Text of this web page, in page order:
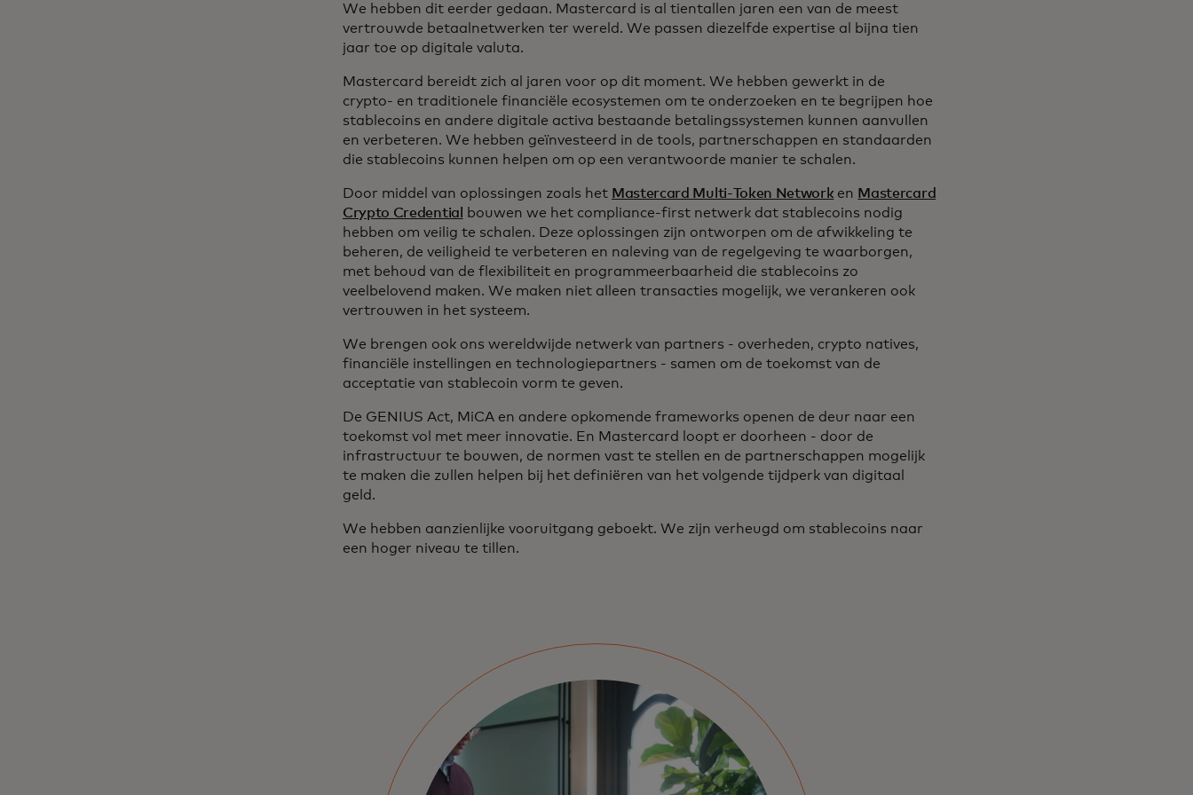
We hebben dit eerder gedaan. Mastercard is al tientallen jaren een van de meest
vertrouwde betaalnetwerken ter wereld. We passen diezelfde expertise al bijna tien
jaar toe op digitale valuta.
Mastercard bereidt zich al jaren voor op dit moment. We hebben gewerkt in de
crypto- en traditionele financiële ecosystemen om te onderzoeken en te begrijpen hoe
stablecoins en andere digitale activa bestaande betalingssystemen kunnen aanvullen
en verbeteren. We hebben geïnvesteerd in de tools, partnerschappen en standaarden
die stablecoins kunnen helpen om op een verantwoorde manier te schalen.
Door middel van oplossingen zoals het Mastercard Multi-Token Network en Mastercard
Crypto Credential
bouwen we het compliance-first netwerk dat stablecoins nodig
hebben om veilig te schalen. Deze oplossingen zijn ontworpen om de afwikkeling te
beheren, de veiligheid te verbeteren en naleving van de regelgeving te waarborgen,
met behoud van de flexibiliteit en programmeerbaarheid die stablecoins zo
veelbelovend maken. We maken niet alleen transacties mogelijk, we verankeren ook
vertrouwen in het systeem.
We brengen ook ons wereldwijde netwerk van partners - overheden, crypto natives,
financiële instellingen en technologiepartners - samen om de toekomst van de
acceptatie van stablecoin vorm te geven.
De GENIUS Act, MiCA en andere opkomende frameworks openen de deur naar een
toekomst vol met meer innovatie. En Mastercard loopt er doorheen - door de
infrastructuur te bouwen, de normen vast te stellen en de partnerschappen mogelijk
te maken die zullen helpen bij het definiëren van het volgende tijdperk van digitaal
geld.
We hebben aanzienlijke vooruitgang geboekt. We zijn verheugd om stablecoins naar
een hoger niveau te tillen.